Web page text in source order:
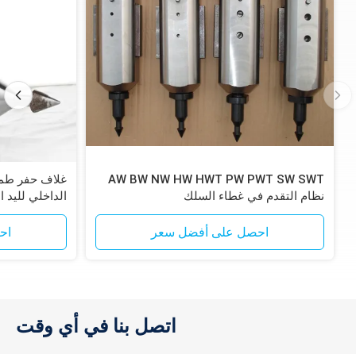
AW BW NW HW HWT PW PWT SW SWT
نظام التقدم في غطاء السلك
احصل على أفضل سعر
الداخلي لليد
اتصل بنا في أي وقت